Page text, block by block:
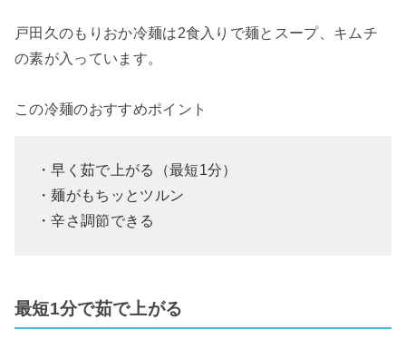
戸田久のもりおか冷麺は2食入りで麺とスープ、キムチ
の素が入っています。
この冷麺のおすすめポイント
・早く茹で上がる（最短1分）
・麺がもちッとツルン
・辛さ調節できる
最短1分で茹で上がる